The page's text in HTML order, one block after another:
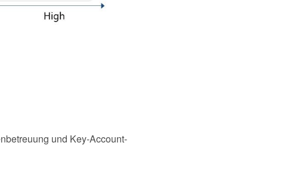
und Key-Account-